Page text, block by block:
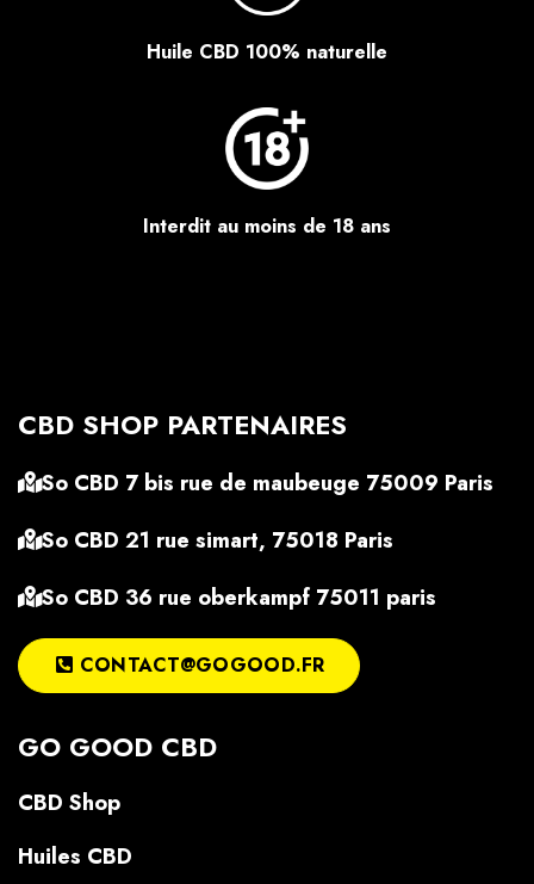
Huile CBD 100% naturelle
Interdit au moins de 18 ans
CBD SHOP PARTENAIRES
So CBD 7 bis rue de maubeuge 75009 Paris
So CBD 21 rue simart, 75018 Paris
So CBD 36 rue oberkampf 75011 paris
CONTACT@GOGOOD.FR
GO GOOD CBD
CBD Shop
Huiles CBD